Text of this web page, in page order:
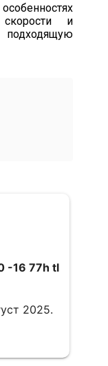
и
подходящую
-16 77h tl
2025.